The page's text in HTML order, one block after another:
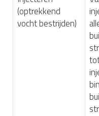
(optrekkend
vocht bestrijden)